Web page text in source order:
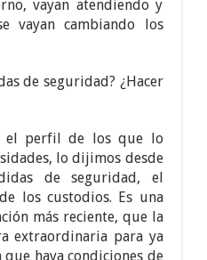
vayan atendiendo y
vayan cambiando los
de seguridad? ¿Hacer
el perfil de los que lo
lo dijimos desde
de seguridad, el
los custodios. Es una
más reciente, que la
extraordinaria para ya
haya condiciones de